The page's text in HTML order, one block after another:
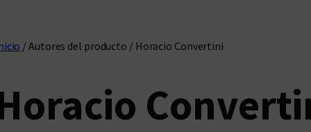
/ Autores del producto / Horacio Convertini